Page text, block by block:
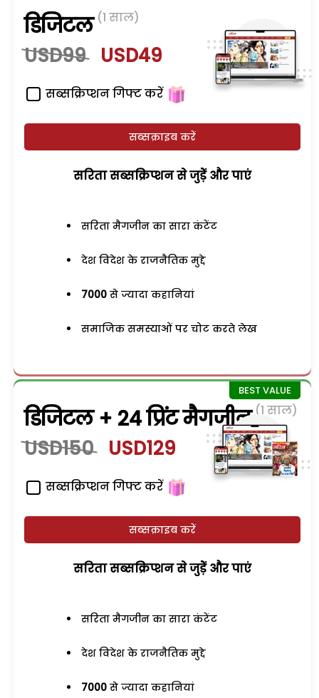
डिजिटल (1 साल)
USD99 USD49
सब्सक्रिप्शन गिफ्ट करें
सब्सक्राइब करें
सरिता सब्सक्रिप्शन से जुड़ेें और पाएं
सरिता मैगजीन का सारा कंटेंट
देश विदेश के राजनैतिक मुद्दे
7000 से ज्यादा कहानियां
समाजिक समस्याओं पर चोट करते लेख
डिजिटल + 24 प्रिंट मैगजीन (1 साल)
USD150 USD129
सब्सक्रिप्शन गिफ्ट करें
सब्सक्राइब करें
सरिता सब्सक्रिप्शन से जुड़ेें और पाएं
सरिता मैगजीन का सारा कंटेंट
देश विदेश के राजनैतिक मुद्दे
7000 से ज्यादा कहानियां